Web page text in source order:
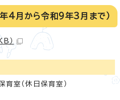
4月から令和9年3月まで）
）
室（休日保育室）